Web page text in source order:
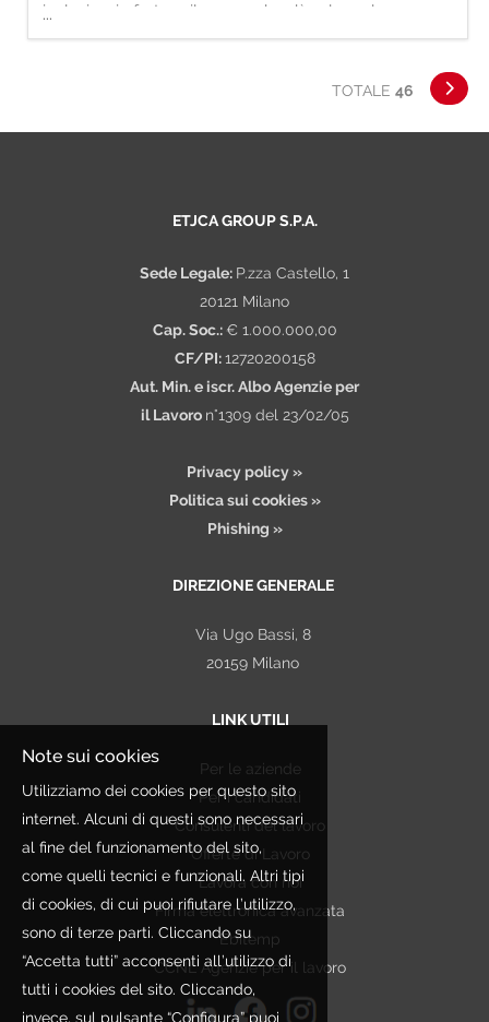
inclusivo, in forte sviluppo e che dà valore al
proprio Capitale Umano. Per la nostra filiale
da inserire nel ruolo di Sales Account. Ti
...
TOTALE 46
ETJCA GROUP S.P.A.
Sede Legale: P.zza Castello, 1
20121 Milano
Cap. Soc.: € 1.000.000,00
CF/PI:12720200158
Aut. Min. e iscr. Albo Agenzie per
il Lavoro n°1309 del 23/02/05
Privacy policy »
Politica sui cookies »
Phishing »
DIREZIONE GENERALE
Via Ugo Bassi, 8
20159 Milano
LINK UTILI
Per le aziende
Per i candidati
Consulenti del lavoro
Offerte di Lavoro
Lavora con noi
Firma elettronica avanzata
Ebitemp
CCNL Agenzie per il lavoro
Note sui cookies
Utilizziamo dei cookies per questo sito
internet. Alcuni di questi sono necessari
al fine del funzionamento del sito,
come quelli tecnici e funzionali. Altri tipi
di cookies, di cui puoi rifiutare l’utilizzo,
sono di terze parti. Cliccando su
“Accetta tutti” acconsenti all’utilizzo di
tutti i cookies del sito. Cliccando,
invece, sul pulsante “Configura” puoi